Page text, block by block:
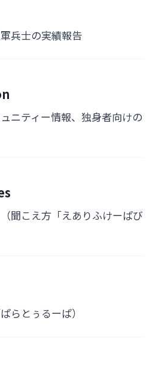
兵士の実績報告
ニティー情報、独身者向けの
聞こえ方「えありふけーぱび
とぅるーぱ）